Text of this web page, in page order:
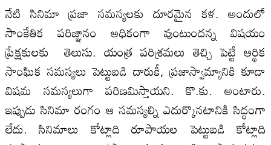
నేటి సినిమా ప్రజా సమస్యలకు దూరమైన కళ. అందులో
సాంకేతిక పరిజ్ఞానం అధికంగా వుంటుందన్న విషయం
ప్రేక్షకులకు తెలుసు. యంత్ర పరిశ్రమలు తెచ్చి పెట్టే ఆర్థిక
సాంఘిక సమస్యలు పెట్టుబడి దారుకీ, ప్రజాస్వామ్యానికి కూడా
విషమ సమస్యలుగా పరిణమిస్తాయని. కొ.కు. అంటారు.
ఇప్పుడు సినిమా రంగం ఆ సమస్యల్ని ఎదుర్కొనటానికి సిద్ధంగా
లేదు. సినిమాలు కోట్లాది రూపాయల పెట్టుబడి కోట్లాది